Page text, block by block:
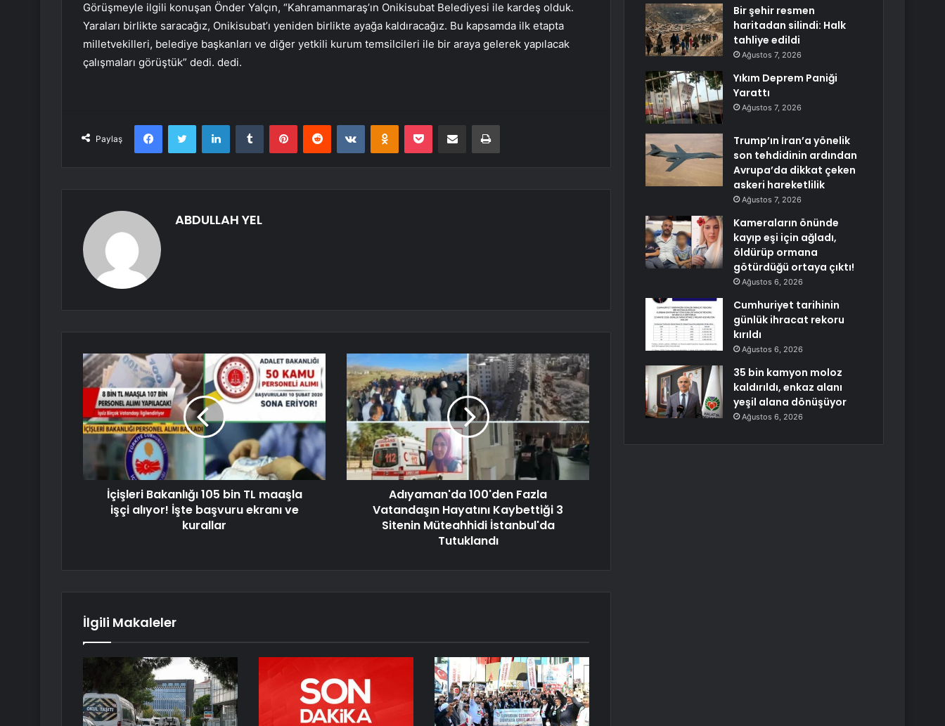
Görüşmeyle ilgili konuşan Önder Yalçın, “Kahramanmaraş’ın Onikisubat Belediyesi ile kardeş olduk.
Yaraları birlikte saracağız, Onikisubat’ı yeniden birlikte ayağa kaldıracağız. Bu kapsamda ilk etapta
milletvekilleri, belediye başkanları ve diğer yetkili kurum temsilcileri ile bir araya gelerek yapılacak
çalışmaları görüştük” dedi. dedi.
Paylaş
FacebookTwitter LinkedInTumblr PinterestReddit VKontakteOdnoklassniki
Pocket E-Posta ile paylaş Yazdır
ABDULLAH YEL
İçişleri Bakanlığı 105 bin TL maaşla
işçi alıyor! İşte başvuru ekranı ve
kurallar
Adıyaman'da 100'den Fazla
Vatandaşın Hayatını Kaybettiği 3
Sitenin Müteahhidi İstanbul'da
Tutuklandı
İlgili Makaleler
Bir şehir resmen
haritadan silindi: Halk
tahliye edildi
Ağustos 7, 2026
Yıkım Deprem Paniği
Yarattı
Ağustos 7, 2026
Trump’ın İran’a yönelik
son tehdidinin ardından
Avrupa’da dikkat çeken
askeri hareketlilik
Ağustos 7, 2026
Kameraların önünde
kayıp eşi için ağladı,
öldürüp ormana
götürdüğü ortaya çıktı!
Ağustos 6, 2026
Cumhuriyet tarihinin
günlük ihracat rekoru
kırıldı
Ağustos 6, 2026
35 bin kamyon moloz
kaldırıldı, enkaz alanı
yeşil alana dönüşüyor
Ağustos 6, 2026